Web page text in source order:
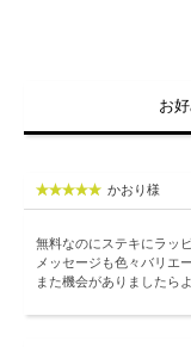
お
かおり様
無料なのにステキにラッ
メッセージも色々バリエ
また機会がありましたら